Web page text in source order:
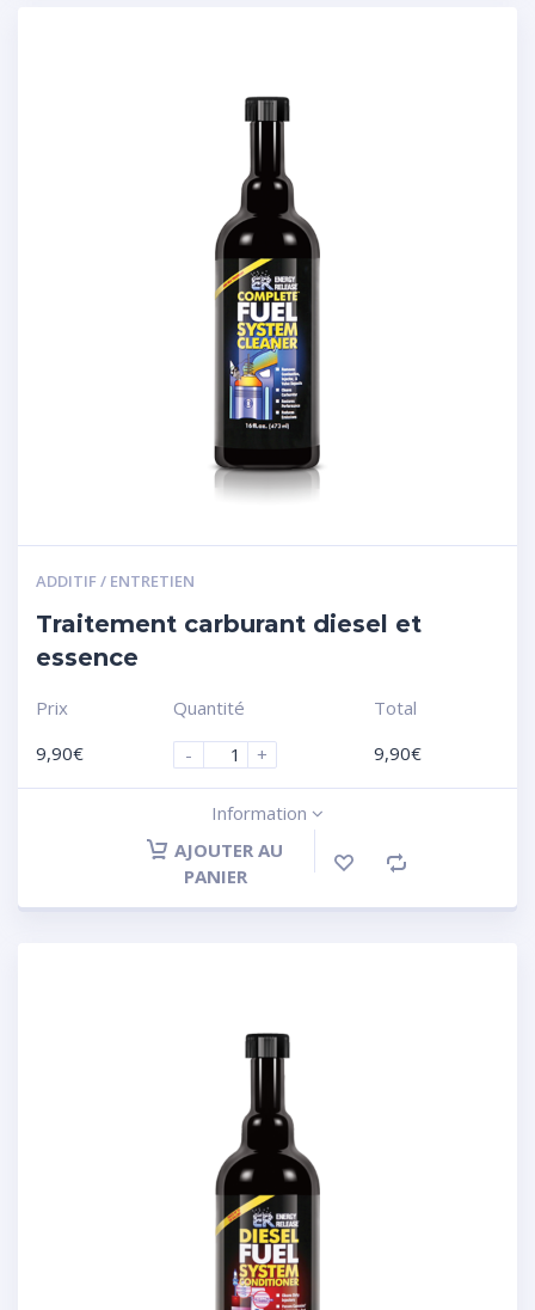
ADDITIF / ENTRETIEN
Traitement carburant diesel et
essence
Prix
9,90€
Quantité
-
+
Total
9,90€
Information
AJOUTER AU
PANIER